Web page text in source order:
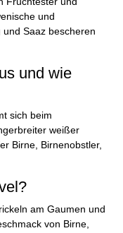
und
Saaz bescheren
und wie
sich beim
weißer
Birne, Birnenobstler,
am Gaumen und
von Birne,